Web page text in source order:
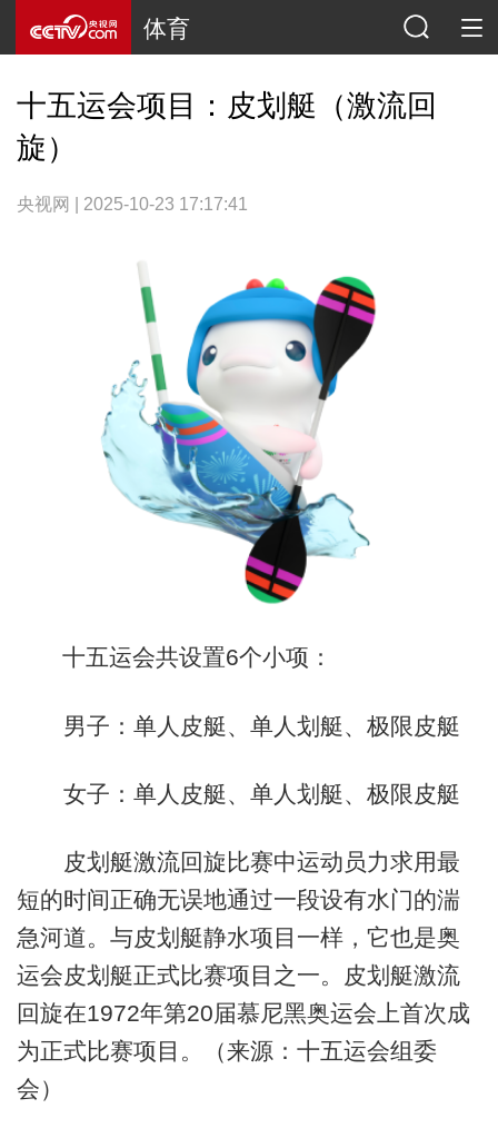
体育
十五运会项目：皮划艇（激流回
旋）
央视网 | 2025-10-23 17:17:41
十五运会共设置6个小项：
男子：单人皮艇、单人划艇、极限皮艇
女子：单人皮艇、单人划艇、极限皮艇
皮划艇激流回旋比赛中运动员力求用最
短的时间正确无误地通过一段设有水门的湍
急河道。与皮划艇静水项目一样，它也是奥
运会皮划艇正式比赛项目之一。皮划艇激流
回旋在1972年第20届慕尼黑奥运会上首次成
为正式比赛项目。（来源：十五运会组委
会）